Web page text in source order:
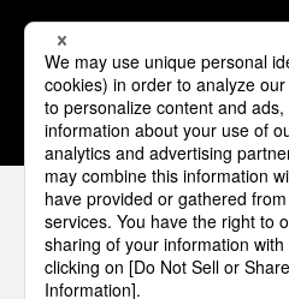
1 2 3
パナソニックの電気設